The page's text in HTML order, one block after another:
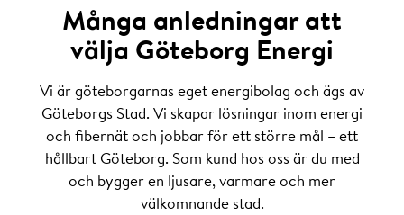
Många anledningar att
välja Göteborg Energi
Vi är göteborgarnas eget energibolag och ägs av
Göteborgs Stad. Vi skapar lösningar inom energi
och fibernät och jobbar för ett större mål – ett
hållbart Göteborg. Som kund hos oss är du med
och bygger en ljusare, varmare och mer
välkomnande stad.